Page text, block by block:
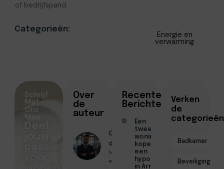
of bedrijfspand.
Categorieën:
Energie en
verwarming
Over
de
auteur
Geschreven
door
Menno Maas
● Juli 3, 2026
Recente
Berichten
Een
tweede
woning
kopen met
een
hypotheek
in Arnhem
Verken
de
categorieën
Badkamer
Beveiliging
Schrijf
Met
Ons
Mee